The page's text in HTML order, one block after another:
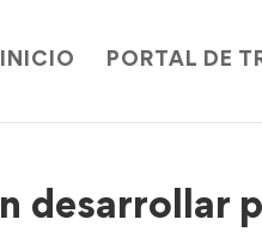
INICIO PORTAL DE
desarrollar